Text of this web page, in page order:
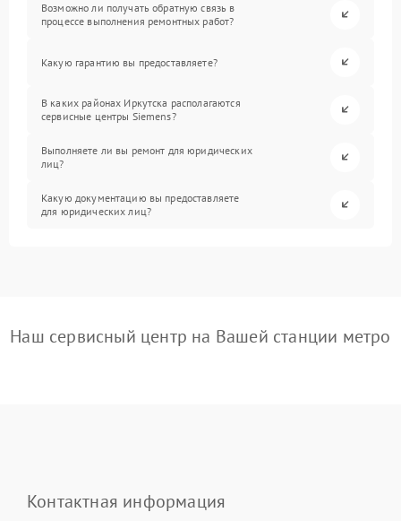
Возможно ли получать обратную связь в
процессе выполнения ремонтных работ?
Какую гарантию вы предоставляете?
В каких районах Иркутска располагаются
сервисные центры Siemens?
Выполняете ли вы ремонт для юридических
лиц?
Какую документацию вы предоставляете
для юридических лиц?
Наш сервисный центр на Вашей станции метро
Контактная информация